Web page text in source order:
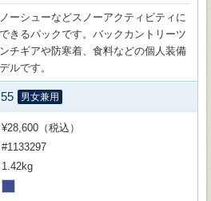
ーシューなどスノーアクティビティに
きるパックです。バックカントリーツ
チギアや防寒着、食料などの個人装備
ルです。
男女兼用
¥28,600（税込）
#1133297
1.42kg